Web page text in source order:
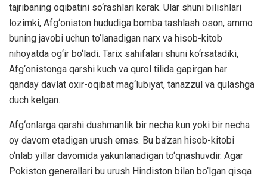
tajribaning oqibatini so‘rashlari kerak. Ular shuni bilishlari
lozimki, Afg‘oniston hududiga bomba tashlash oson, ammo
buning javobi uchun to‘lanadigan narx va hisob-kitob
nihoyatda og‘ir bo‘ladi. Tarix sahifalari shuni ko‘rsatadiki,
Afg‘onistonga qarshi kuch va qurol tilida gapirgan har
qanday davlat oxir-oqibat mag‘lubiyat, tanazzul va qulashga
duch kelgan.
Afg‘onlarga qarshi dushmanlik bir necha kun yoki bir necha
oy davom etadigan urush emas. Bu ba’zan hisob-kitobi
o‘nlab yillar davomida yakunlanadigan to‘qnashuvdir. Agar
Pokiston generallari bu urush Hindiston bilan bo‘lgan qisqa